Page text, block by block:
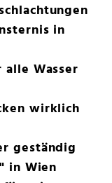
in
Wasser
wirklich
geständig
in Wien